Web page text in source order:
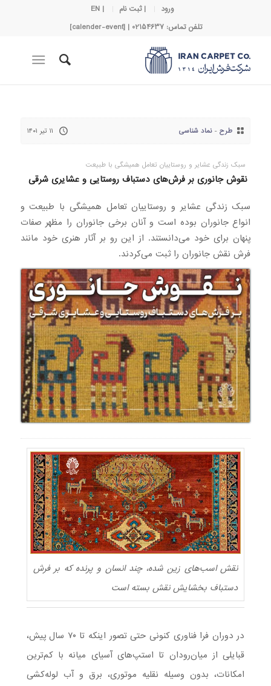
ورود | ثبت نام
| EN
تلفن تماس: 02154637 | [calender-event]
طرح-نماد شناسی ۱۱ تیر ۱۴۰۱
سبک زندگی عشایر و روستاییان تعامل همیشگی با طبیعت
نقوش جانوری بر فرش‌های دستباف روستایی و عشایری شرقی
سبک زندگی عشایر و روستاییان تعامل همیشگی با طبیعت و
انواع جانوران بوده است و آنان برخی جانوران را مظهر صفات
پنهان برای خود می‌دانستند. از این رو بر آثار هنری خود مانند
فرش نقش جانوران را ثبت می‌کردند.
نقش اسب‌های زین شده، چند انسان و پرنده که بر فرش
دستباف بخشایش نقش بسته است
در دوران فرا فناوری کنونی حتی تصور اینکه تا ۷۰ سال پیش،
قبایلی از میان‌رودان تا استپ‌های آسیای میانه با کم‌ترین
امکانات، بدون وسیله نقلیه موتوری، برق و آب لوله‌کشی